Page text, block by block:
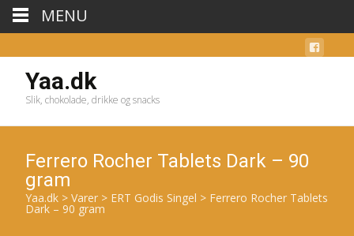
Yaa.dk
Slik, chokolade, drikke og snacks
Ferrero Rocher Tablets Dark – 90
gram
Yaa.dk > Varer > ERT Godis Singel > Ferrero Rocher Tablets
Dark – 90 gram
MENU